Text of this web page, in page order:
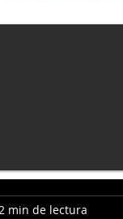
2 min de lectura